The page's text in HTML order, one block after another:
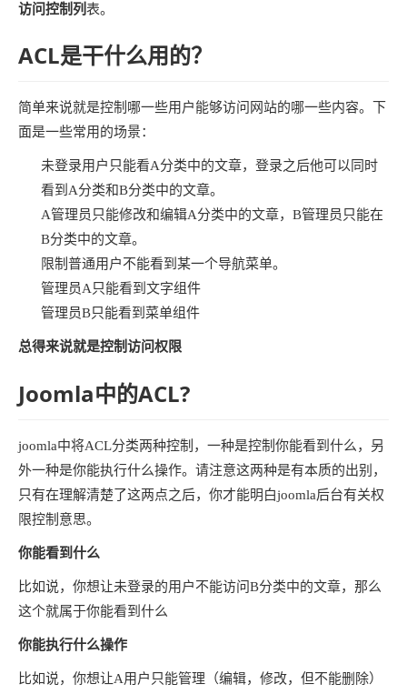
访问控制列表。
ACL是干什么用的？
简单来说就是控制哪一些用户能够访问网站的哪一些内容。下
面是一些常用的场景：
未登录用户只能看A分类中的文章，登录之后他可以同时
看到A分类和B分类中的文章。
A管理员只能修改和编辑A分类中的文章，B管理员只能在
B分类中的文章。
限制普通用户不能看到某一个导航菜单。
管理员A只能看到文字组件
管理员B只能看到菜单组件
总得来说就是控制访问权限
Joomla中的ACL?
joomla中将ACL分类两种控制，一种是控制你能看到什么，另
外一种是你能执行什么操作。请注意这两种是有本质的出别，
只有在理解清楚了这两点之后，你才能明白joomla后台有关权
限控制意思。
你能看到什么
比如说，你想让未登录的用户不能访问B分类中的文章，那么
这个就属于你能看到什么
你能执行什么操作
比如说，你想让A用户只能管理（编辑，修改，但不能删除）